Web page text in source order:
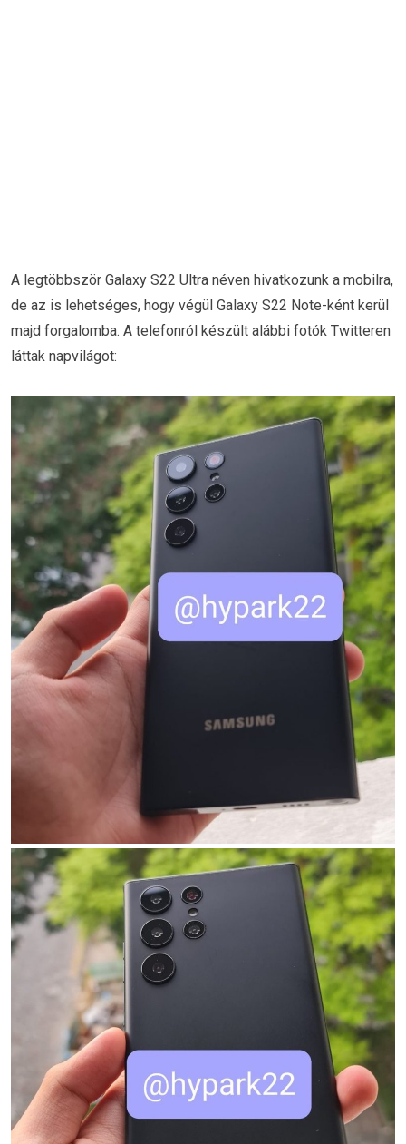
A legtöbbször Galaxy S22 Ultra néven hivatkozunk a mobilra,
de az is lehetséges, hogy végül Galaxy S22 Note-ként kerül
majd forgalomba. A telefonról készült alábbi fotók Twitteren
láttak napvilágot: